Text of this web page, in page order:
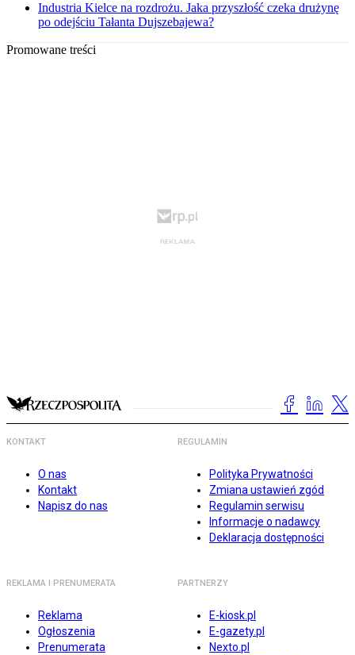
Industria Kielce na rozdrożu. Jaka przyszłość czeka drużynę
po odejściu Tałanta Dujszebajewa?
Promowane treści
KONTAKT
O nas
Kontakt
Napisz do nas
REGULAMIN
Polityka Prywatności
Zmiana ustawień zgód
Regulamin serwisu
Informacje o nadawcy
Deklaracja dostępności
REKLAMA I PRENUMERATA
Reklama
Ogłoszenia
Prenumerata
PARTNERZY
E-kiosk.pl
E-gazety.pl
Nexto.pl